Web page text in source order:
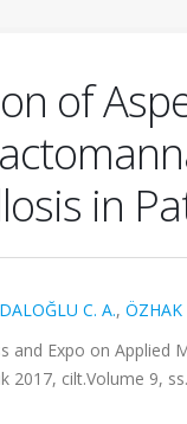
of
in
C. A., ÖZHAK
and Expo on Applied
2017, cilt.Volume 9,